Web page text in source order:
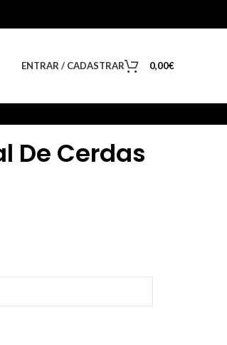
ENTRAR / CADASTRAR 0,00€
De Cerdas